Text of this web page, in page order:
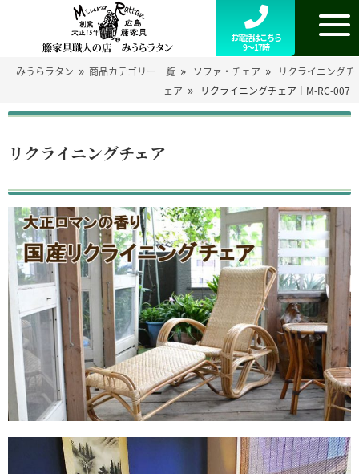
お電話はこちら
9～17時
みうらラタン » 商品カテゴリー一覧 » ソファ・チェア »
リクライニングチ
ェア » リクライニングチェア｜M-RC-007
リクライニングチェア